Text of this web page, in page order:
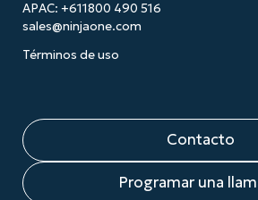
APAC: +611800 490 516
sales@ninjaone.com
Términos de uso
Contacto
Programar una